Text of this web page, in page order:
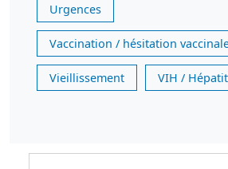
Urgences
Vaccination / hésitation
Vieillissement VIH /